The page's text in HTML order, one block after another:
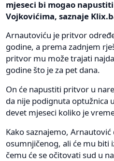
mjeseci bi mogao
Vojkovićima, saznaje
Arnautoviću je pritvor
godine, a prema zadnjem
pritvor mu može trajati
godine što je za pet dana.
On će napustiti pritvor u
da nije podignuta optužnica
devet mjeseci koliko je
Kako saznajemo,
osumnjičenog, ali će mu biti
čemu će se očitovati sud u